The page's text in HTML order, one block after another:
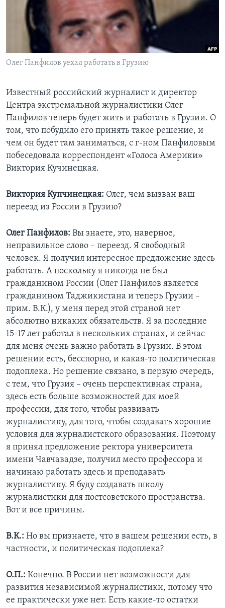
Learning English
СОЦИАЛЬНЫЕ СЕТИ
Языки
Олег Панфилов уехал работать в Грузию
Известный российский журналист и директор
Центра экстремальной журналистики Олег
Панфилов теперь будет жить и работать в Грузии. О
том, что побудило его принять такое решение, и
чем он будет там заниматься, с г-ном Панфиловым
побеседовала корреспондент «Голоса Америки»
Виктория Кучинецкая.
Виктория Купчинецкая: Олег, чем вызван ваш
переезд из России в Грузию?
Олег Панфилов: Вы знаете, это, наверное,
неправильное слово – переезд. Я свободный
человек. Я получил интересное предложение здесь
работать. А поскольку я никогда не был
гражданином России (Олег Панфилов является
гражданином Таджикистана и теперь Грузии –
прим. В.К.), у меня перед этой страной нет
абсолютно никаких обязательств. Я за последние
15-17 лет работал в нескольких странах, и сейчас
для меня очень важно работать в Грузии. В этом
решении есть, бесспорно, и какая-то политическая
подоплека. Но решение связано, в первую очередь,
с тем, что Грузия – очень перспективная страна,
здесь есть больше возможностей для моей
профессии, для того, чтобы развивать
журналистику, для того, чтобы создавать хорошие
условия для журналистского образования. Поэтому
я принял предложение ректора университета
имени Чавчавадзе, получил место профессора и
начинаю работать здесь и преподавать
журналистику. Я буду создавать школу
журналистики для постсоветского пространства.
Вот и все причины.
В.К.: Но вы признаете, что в вашем решении есть, в
частности, и политическая подоплека?
О.П.: Конечно. В России нет возможности для
развития независимой журналистики, потому что
ее практически уже нет. Есть какие-то остатки